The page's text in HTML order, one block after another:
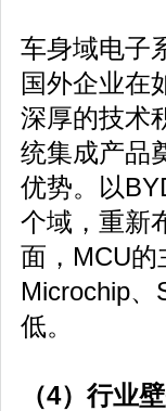
车身域电子
国外企业在
深厚的技术
统集成产品
优势。以
个域，重新
面，MCU
Microchip
低。
（4）行业